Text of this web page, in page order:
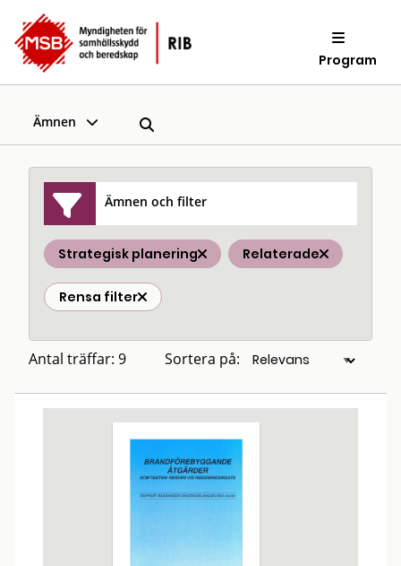
Program
Ämnen
Ämnen och filter
Strategisk planering Relaterade
Rensa filter
Antal träffar: 9 Sortera på: